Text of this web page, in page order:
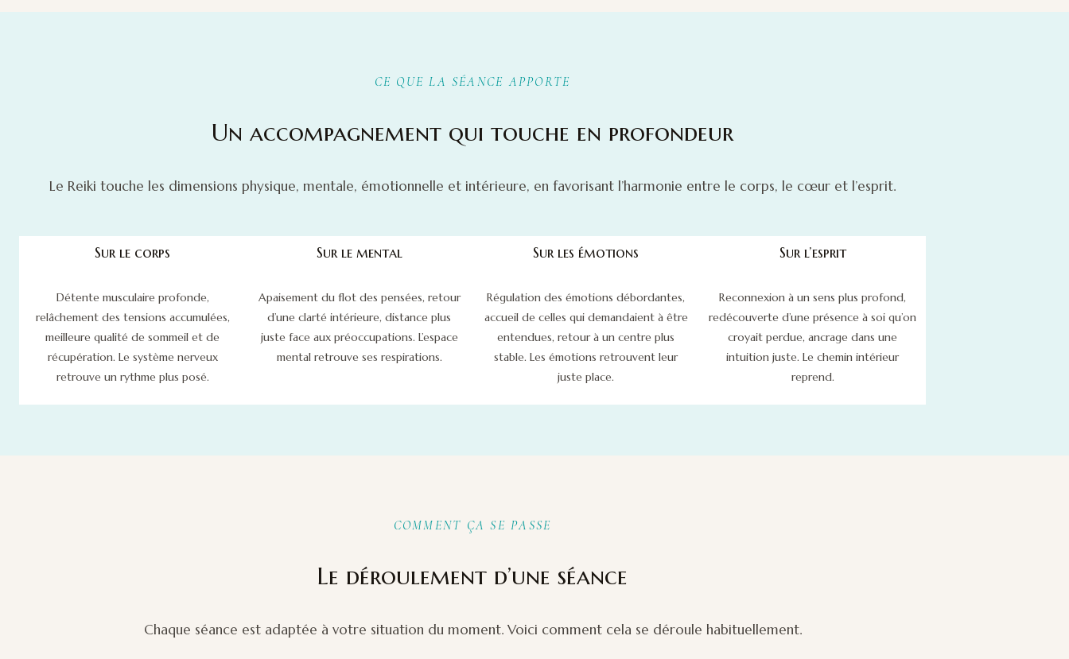
CE QUE LA SÉANCE APPORTE
Un accompagnement qui touche en profondeur
Le Reiki touche les dimensions physique, mentale, émotionnelle et intérieure, en favorisant l’harmonie entre le corps, le cœur et l’esprit.
Sur le corps
Détente musculaire profonde,
relâchement des tensions accumulées,
meilleure qualité de sommeil et de
récupération. Le système nerveux
retrouve un rythme plus posé.
Sur le mental
Apaisement du flot des pensées, retour
d’une clarté intérieure, distance plus
juste face aux préoccupations. L’espace
mental retrouve ses respirations.
Sur les émotions
Régulation des émotions débordantes,
accueil de celles qui demandaient à être
entendues, retour à un centre plus
stable. Les émotions retrouvent leur
juste place.
Sur l’esprit
Reconnexion à un sens plus profond,
redécouverte d’une présence à soi qu’on
croyait perdue, ancrage dans une
intuition juste. Le chemin intérieur
reprend.
COMMENT ÇA SE PASSE
Le déroulement d’une séance
Chaque séance est adaptée à votre situation du moment. Voici comment cela se déroule habituellement.